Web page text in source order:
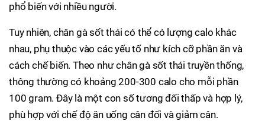
phổ biến với nhiều người.
Tuy nhiên, chân gà sốt thái có thể có lượng calo khác
nhau, phụ thuộc vào các yếu tố như kích cỡ phần ăn và
cách chế biến. Theo như chân gà sốt thái truyền thống,
thông thường có khoảng 200-300 calo cho mỗi phần
100 gram. Đây là một con số tương đối thấp và hợp lý,
phù hợp với chế độ ăn uống cân đối và giảm cân.